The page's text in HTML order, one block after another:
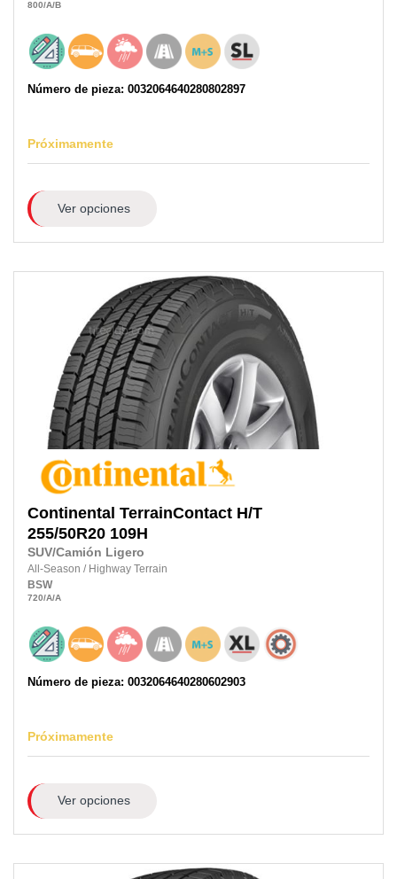
800/A/B
Número de pieza: 0032064640280802897
Próximamente
Ver opciones
Continental TerrainContact H/T
255/50R20 109H
SUV/Camión Ligero
All-Season / Highway Terrain
BSW
720/A/A
Número de pieza: 0032064640280602903
Próximamente
Ver opciones